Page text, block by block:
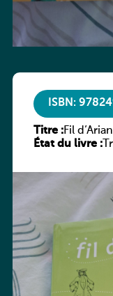
ISBN:
Titre :Fil
État du livre :